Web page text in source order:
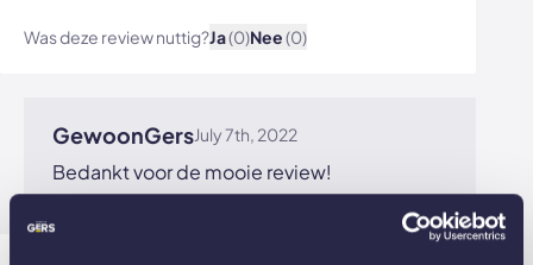
Was deze review nuttig?Ja(0)Nee(0)
GewoonGersJuly 7th, 2022
Bedankt voor de mooie review!